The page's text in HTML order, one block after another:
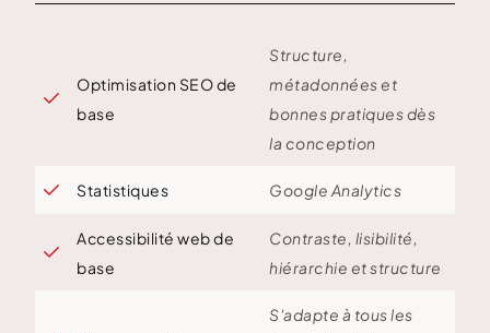

Optimisation SEO de
base
Structure,
métadonnées et
bonnes pratiques dès
la conception
 Statistiques Google Analytics

Accessibilité web de
base
Contraste, lisibilité,
hiérarchie et structure
S'adapte à tous les